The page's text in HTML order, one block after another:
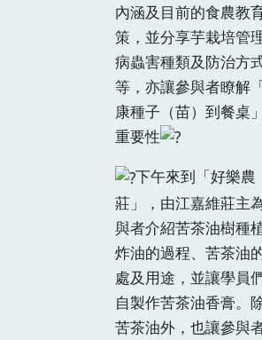
內涵及目前的食農教
策，並分享芋栽培管理
病蟲害種類及防治方
等，亦讓參與者瞭解
康種子（苗）到餐桌
重要性
下午來到「好樂農
莊」，由江嘉維莊主
與者介紹苦茶油樹種
炸油的過程、苦茶油
處及用途，並讓學員
自製作苦茶油香膏。
苦茶油外，也讓參與